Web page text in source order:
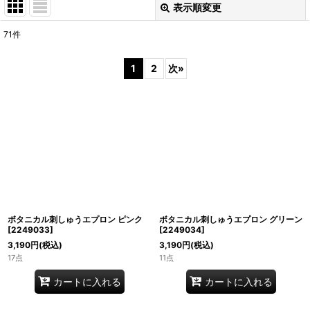
表示順変更
71件
1 2 次»
ボタニカル刺しゅうエプロン ピンク
[2249033]
3,190円(税込)
17点
カートに入れる
ボタニカル刺しゅうエプロン グリーン
[2249034]
3,190円(税込)
11点
カートに入れる